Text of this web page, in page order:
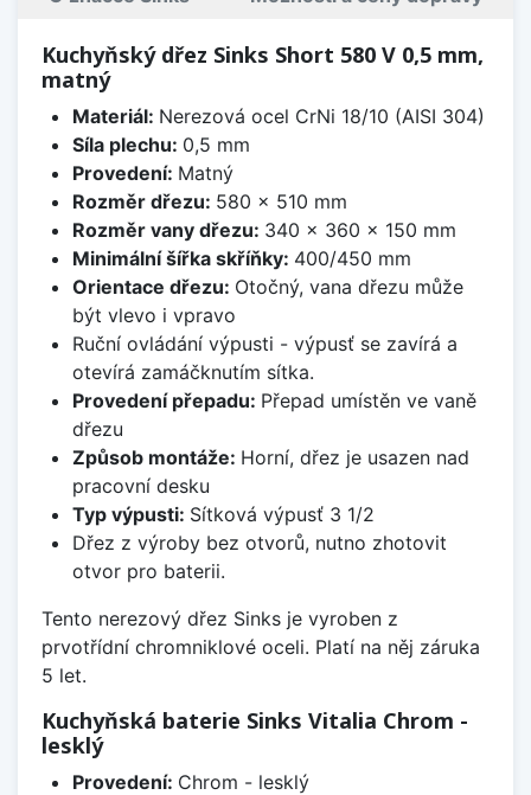
Kuchyňský dřez Sinks Short 580 V 0,5 mm,
matný
Materiál: Nerezová ocel CrNi 18/10 (AISI 304)
Síla plechu: 0,5 mm
Provedení: Matný
Rozměr dřezu: 580 x 510 mm
Rozměr vany dřezu: 340 x 360 x 150 mm
Minimální šířka skříňky: 400/450 mm
Orientace dřezu: Otočný, vana dřezu může
být vlevo i vpravo
Ruční ovládání výpusti - výpusť se zavírá a
otevírá zamáčknutím sítka.
Provedení přepadu: Přepad umístěn ve vaně
dřezu
Způsob montáže: Horní, dřez je usazen nad
pracovní desku
Typ výpusti: Sítková výpusť 3 1/2
Dřez z výroby bez otvorů, nutno zhotovit
otvor pro baterii.
Tento nerezový dřez Sinks je vyroben z
prvotřídní chromniklové oceli. Platí na něj záruka
5 let.
Kuchyňská baterie Sinks Vitalia Chrom -
lesklý
Provedení: Chrom - lesklý